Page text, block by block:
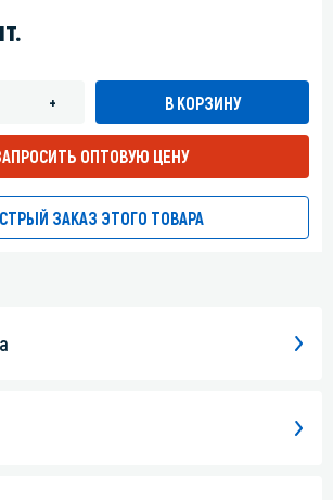
+ В КОРЗИНУ
ОПТОВУЮ ЦЕНУ
ЗАКАЗ ЭТОГО ТОВАРА